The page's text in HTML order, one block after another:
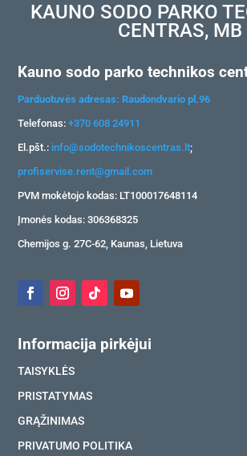
KAUNO SODO PARKO
CENTRAS, MB
Kauno sodo parko technikos
Parduotuvės adresas: Raudondvario pl.96
Telefonas:+370 608 24911
El.pšt.: info@sodotechnikoscentras.lt;
profiservise.rent@gmail.com
PVM mokėtojo kodas: LT100017648114
Įmonės kodas: 306368325
Chemijos g. 27C-62, Kaunas, Lietuva
Informacija pirkėjui
TAISYKLĖS
PRISTATYMAS
GRĄŽINIMAS
PRIVATUMO POLITIKA